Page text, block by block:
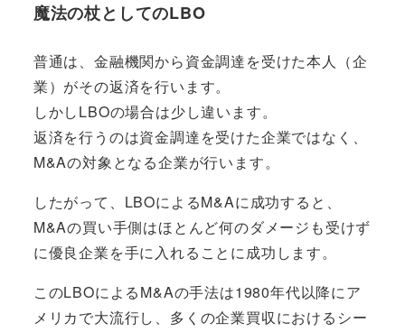
魔法の杖としてのLBO
普通は、金融機関から資金調達を受けた本人（企
業）がその返済を行います。
しかしLBOの場合は少し違います。
返済を行うのは資金調達を受けた企業ではなく、
M&Aの対象となる企業が行います。
したがって、 LBOによるM&Aに成功すると、
M&Aの買い手側はほとんど何のダメージも受けず
に優良企業を手に入れる ことに成功します。
このLBOによるM&Aの手法は1980年代以降にア
メリカで大流行し、多くの企業買収におけるシー